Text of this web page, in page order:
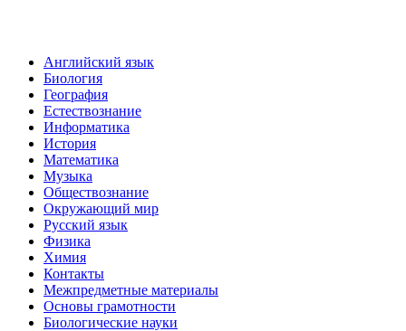
Английский язык
Биология
География
Естествознание
Информатика
История
Математика
Музыка
Обществознание
Окружающий мир
Русский язык
Физика
Химия
Контакты
Межпредметные материалы
Основы грамотности
Биологические науки